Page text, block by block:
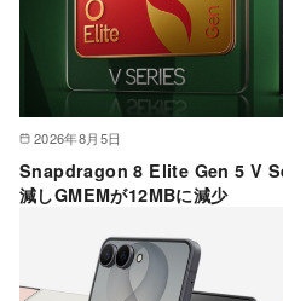
2026年8月5日
Snapdragon 8 Elite Gen 5 V
減しGMEMが12MBに減少